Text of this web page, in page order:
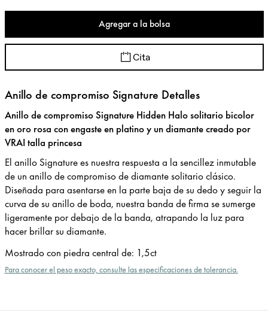
Agregar a la bolsa
Cita
Anillo de compromiso Signature Detalles
Anillo de compromiso Signature Hidden Halo solitario bicolor
en oro rosa con engaste en platino y un diamante creado por
VRAI talla princesa
El anillo Signature es nuestra respuesta a la sencillez inmutable
de un anillo de compromiso de diamante solitario clásico.
Diseñada para asentarse en la parte baja de su dedo y seguir la
curva de su anillo de boda, nuestra banda de firma se sumerge
ligeramente por debajo de la banda, atrapando la luz para
hacer brillar su diamante.
Mostrado con piedra central de: 1,5ct
Para conocer el peso exacto, consulte las especificaciones de tolerancia.